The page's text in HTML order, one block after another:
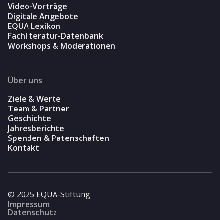
Video-Vorträge
Digitale Angebote
EQUA Lexikon
Fachliteratur-Datenbank
Workshops & Moderationen
Über uns
Ziele & Werte
Team & Partner
Geschichte
Jahresberichte
Spenden & Patenschaften
Kontakt
© 2025 EQUA-Stiftung
Impressum
Datenschutz